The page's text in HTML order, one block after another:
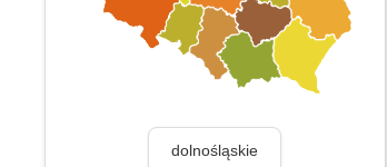
dolnośląskie